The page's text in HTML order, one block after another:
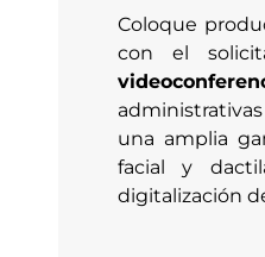
Coloque
con el
una amplia
facial y
digitalización